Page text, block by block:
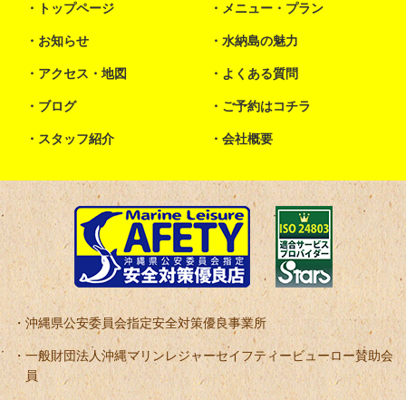
トップページ メニュー・プラン
お知らせ 水納島の魅力
アクセス・地図 よくある質問
ブログ ご予約はコチラ
スタッフ紹介 会社概要
沖縄県公安委員会指定安全対策優良事業所
一般財団法人沖縄マリンレジャーセイフティービューロー賛助会
員